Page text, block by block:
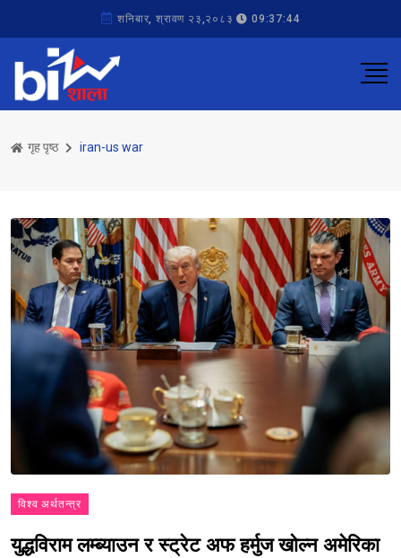
शनिबार, श्रावण २३,२०८३ 09:37:44
गृह पृष्ठ iran-us war
विश्व अर्थतन्त्र
युद्धविराम लम्ब्याउन र स्ट्रेट अफ हर्मुज खोल्न अमेरिका